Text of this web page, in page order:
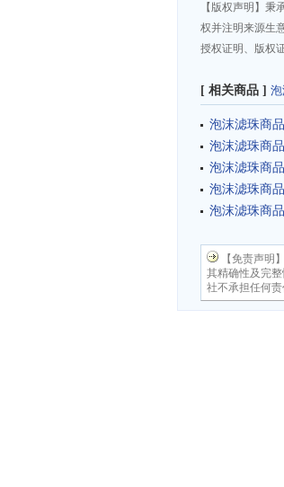
【版权声明】
权并注明来源生
授权证明、版权
[ 相关商品 ]
泡沫滤珠商
泡沫滤珠商
泡沫滤珠商
泡沫滤珠商
泡沫滤珠商
【免责声明
其精确性及完
社不承担任何责